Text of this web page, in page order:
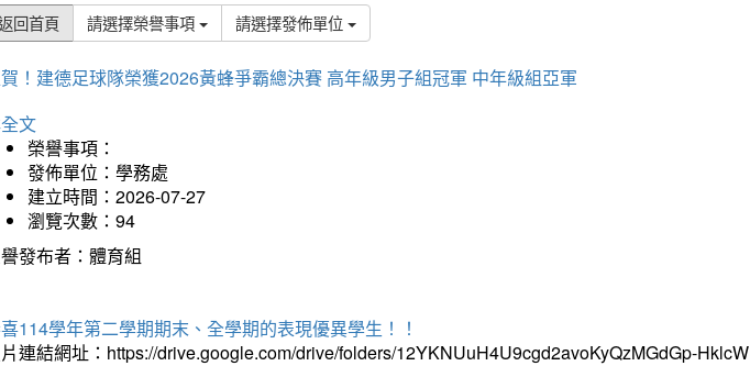
回首頁 請選擇榮譽事項 請選擇發佈單位
！建德足球隊榮獲2026黃蜂爭霸總決賽 高年級男子組冠軍 中年級組亞軍
文
榮譽事項：
發佈單位：學務處
建立時間：2026-07-27
瀏覽次數：94
發布者：體育組
114學年第二學期期末、全學期的表現優異學生！！
連結網址：https://drive.google.com/drive/folders/12YKNUuH4U9cgd2avoKyQzMGdGp-HklcW